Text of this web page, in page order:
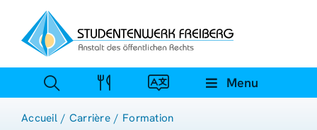
content
Menu
Accueil Carrière Formation